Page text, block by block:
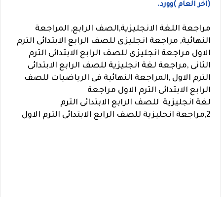
(اخر العام )وورد.
مراجعة اللغة الانجليزية,الصف الرابع, المراجعة
النهائية, مراجعة انجليزى للصف الرابع الابتدائى الترم
الاول مراجعة انجليزى للصف الرابع الابتدائى الترم
الثانى ,مراجعة لغة انجليزية للصف الرابع الابتدائى
الترم الاول ,المراجعة النهائية فى الرياضيات للصف
الرابع الابتدائى الترم الاول مراجعة
لغة انجليزية للصف الرابع الابتدائى الترم
2,مراجعة
انجليزية للصف الرابع الابتدائى الترم الاول